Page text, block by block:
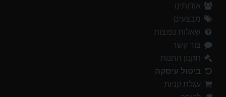
אודותינו
מבצעים
שאלות נפוצות
צור קשר
תקנון החנות
ביטול עיסקה
עגלת קניות